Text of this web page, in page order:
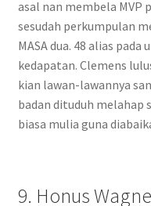
asal nan membela MVP
sesudah perkumpulan
MASA dua. 48 alias
kedapatan. Clemens
kian lawan-lawannya
badan dituduh melahap
biasa mulia guna
9. Honus